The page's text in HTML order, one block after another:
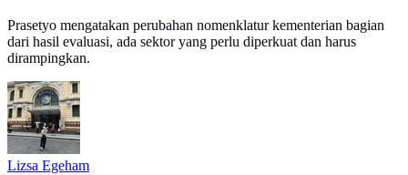
Prasetyo mengatakan perubahan nomenklatur kementerian bagian
dari hasil evaluasi, ada sektor yang perlu diperkuat dan harus
dirampingkan.
Lizsa Egeham